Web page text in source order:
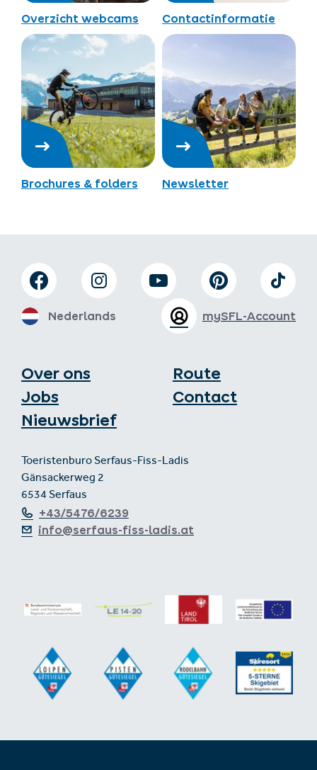
Overzicht webcams Contactinformatie
Brochures & folders Newsletter
Over ons
Jobs
Nieuwsbrief
Route
Contact
Toeristenburo Serfaus-Fiss-Ladis
Gänsackerweg 2
6534 Serfaus
+43/5476/6239
info@serfaus-fiss-ladis.at
mySFL-Account
Nederlands